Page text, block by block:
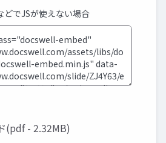
どでJSが使えない場合
(pdf - 2.32MB)